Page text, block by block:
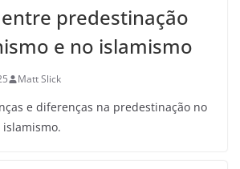
predestinação
e no islamismo
Matt Slick
e diferenças na predestinação no